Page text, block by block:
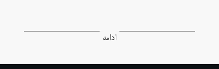
ادامه